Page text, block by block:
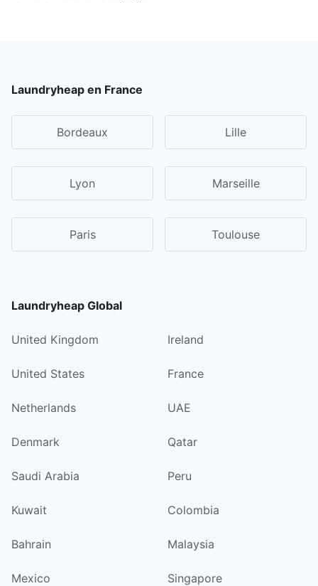
Laundryheap en France
Bordeaux Lille
Lyon Marseille
Paris Toulouse
Laundryheap Global
United Kingdom Ireland
United States France
Netherlands UAE
Denmark Qatar
Saudi Arabia Peru
Kuwait Colombia
Bahrain Malaysia
Mexico Singapore